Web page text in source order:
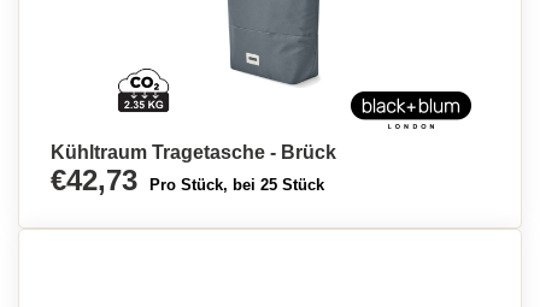
Kühltraum Tragetasche - Brück
€42,73 Pro Stück, bei 25 Stück